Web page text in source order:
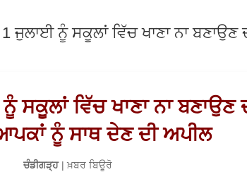
ਜੁਲਾਈ ਨੂੰ ਸਕੂਲਾਂ ਵਿੱਚ ਖਾਣਾ ਨਾ ਬਣਾਉਣ
ਵਿੱਚ ਖਾਣਾ ਨਾ ਬਣਾਉਣ
ਨੂੰ ਸਾਥ ਦੇਣ ਦੀ ਅਪੀਲ
ਚੰਡੀਗੜ੍ਹ| ਖ਼ਬਰ ਬਿਊਰੋ